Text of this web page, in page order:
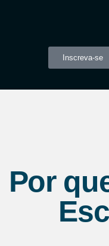
Inscreva-se
Por